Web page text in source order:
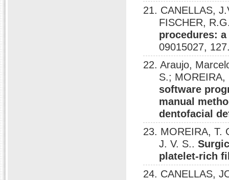
21. CANELLAS,
FISCHER,
procedures:
09015027,
22. Araujo,
S.;
software
manual
dentofacial
23. MOREIRA, T.
J. V. S..
platelet-rich
24. CANELLAS,